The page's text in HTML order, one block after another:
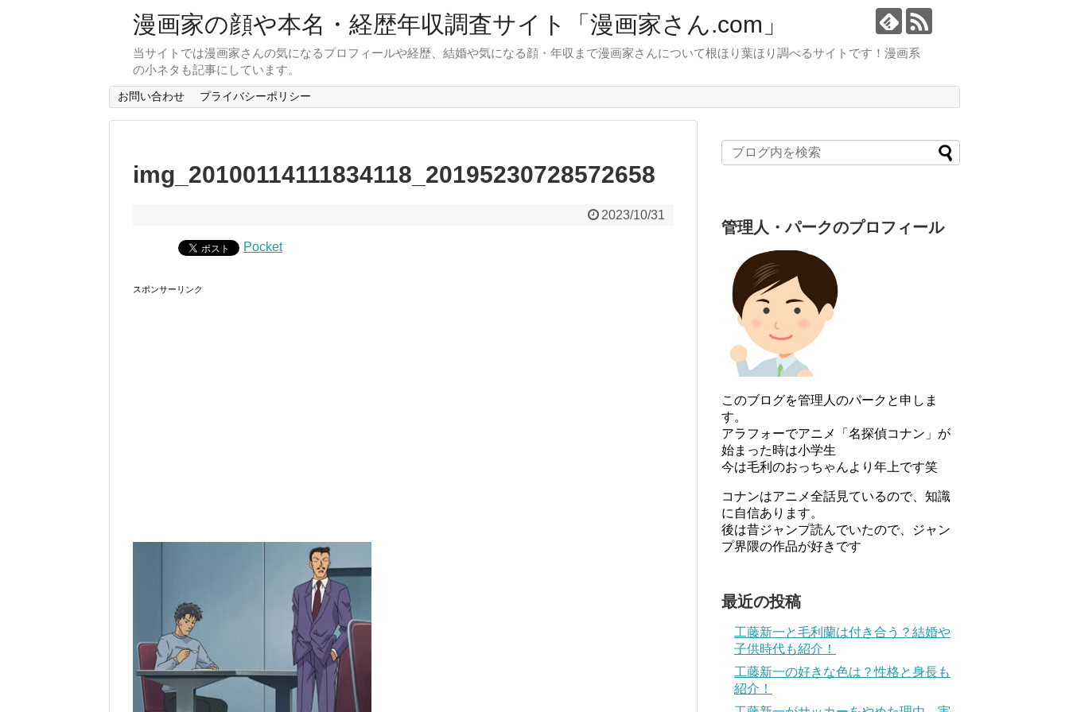
漫画家の顔や本名・経歴年収調査サイト「漫画家さん.com」
当サイトでは漫画家さんの気になるプロフィールや経歴、結婚や気になる顔・年収まで漫画家さんについて根ほり葉ほり調べるサイトです！漫画系
の小ネタも記事にしています。
お問い合わせ プライバシーポリシー
img_20100114111834118_20195230728572658
2023/10/31
Pocket
スポンサーリンク
管理人・パークのプロフィール
このブログを管理人のパークと申しま
す。
アラフォーでアニメ「名探偵コナン」が
始まった時は小学生
今は毛利のおっちゃんより年上です笑
コナンはアニメ全話見ているので、知識
に自信あります。
後は昔ジャンプ読んでいたので、ジャン
プ界隈の作品が好きです
最近の投稿
工藤新一と毛利蘭は付き合う？結婚や
子供時代も紹介！
工藤新一の好きな色は？性格と身長も
紹介！